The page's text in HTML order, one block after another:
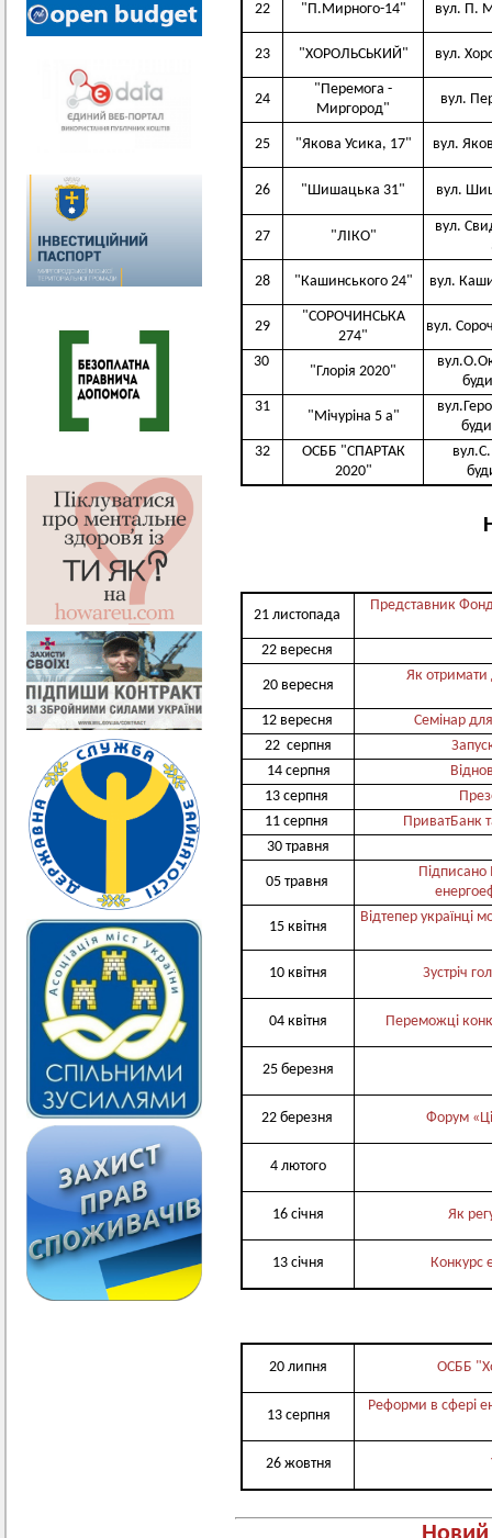
22 "П.Мирного-14" вул. П.
23 "ХОРОЛЬСЬКИЙ" вул.
24
"Перемога -
Миргород"
вул.
25 "Якова Усика, 17" вул.
26 "Шишацька 31" вул.
27 "ЛІКО"
вул.
28 "Кашинського 24" вул.
29
"СОРОЧИНСЬКА
274"
вул.
30
"Глорія 2020"
31
"Мічуріна 5 а"
32
ОСББ "СПАРТАК
2020"
21 листопада
Представник
22 вересня
20 вересня
Як отримати
12 вересня
Семінар
22 серпня
14 серпня
13 серпня
11 серпня
ПриватБанк
30 травня
05 травня
15 квітня
Відтепер українці
10 квітня Зустріч
04 квітня Переможці
25 березня
22 березня Форум
4 лютого
16 січня Як
13 січня Конкурс
20 липня ОСББ
13 серпня
Реформи в сфері
26 жовтня